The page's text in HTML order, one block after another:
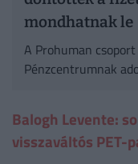
mondhatnak le
A Prohuman
Pénzcentrumnak
Balogh Levente:
visszaváltós PET-